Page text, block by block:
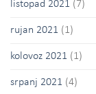
listopad 2021 (7)
rujan 2021 (1)
kolovoz 2021 (1)
srpanj 2021 (4)